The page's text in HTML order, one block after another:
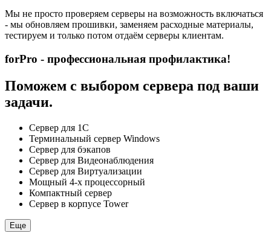
Мы не просто проверяем серверы на возможность включаться
- мы обновляем прошивки, заменяем расходные материалы,
тестируем и только потом отдаём серверы клиентам.
forPro - профессиональная профилактика!
Поможем с выбором сервера под ваши
задачи.
Сервер для 1С
Терминальный сервер Windows
Сервер для бэкапов
Сервер для Видеонаблюдения
Сервер для Виртуализации
Мощный 4-х процессорный
Компактный сервер
Сервер в корпусе Tower
Еще